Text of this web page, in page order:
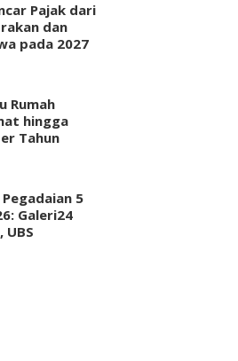
Pajak dari
dan
pada 2027
Rumah
hingga
Tahun
5
Galeri24
UBS